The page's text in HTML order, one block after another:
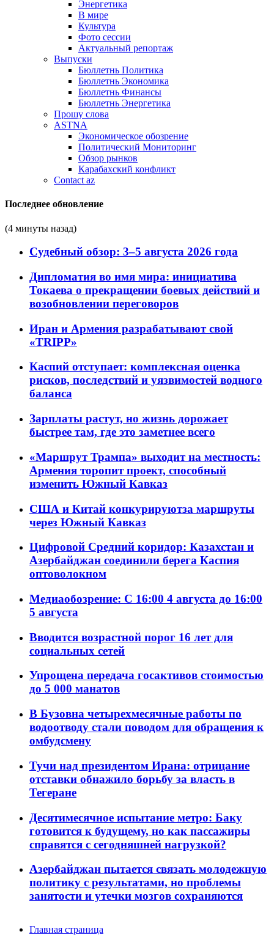
Энергетика
В мире
Культура
Фото сессии
Актуальный репортаж
Выпуски
Бюллетнь Политика
Бюллетнь Экономика
Бюллетнь Финансы
Бюллетнь Энергетика
Прошу слова
ASTNA
Экономическое обозрение
Политический Мониторинг
Обзор рынков
Карабахский конфликт
Contact az
Последнее обновление
(4 минуты назад)
Судебный обзор: 3–5 августа 2026 года
Дипломатия во имя мира: инициатива
Токаева о прекращении боевых действий и
возобновлении переговоров
Иран и Армения разрабатывают свой
«TRIPP»
Каспий отступает: комплексная оценка
рисков, последствий и уязвимостей водного
баланса
Зарплаты растут, но жизнь дорожает
быстрее там, где это заметнее всего
«Маршрут Трампа» выходит на местность:
Армения торопит проект, способный
изменить Южный Кавказ
США и Китай конкурируютза маршруты
через Южный Кавказ
Цифровой Средний коридор: Казахстан и
Азербайджан соединили берега Каспия
оптоволокном
Медиаобозрение: С 16:00 4 августа до 16:00
5 августа
Вводится возрастной порог 16 лет для
социальных сетей
Упрощена передача госактивов стоимостью
до 5 000 манатов
В Бузовна четырехмесячные работы по
водоотводу стали поводом для обращения к
омбудсмену
Тучи над президентом Ирана: отрицание
отставки обнажило борьбу за власть в
Тегеране
Десятимесячное испытание метро: Баку
готовится к будущему, но как пассажиры
справятся с сегодняшней нагрузкой?
Азербайджан пытается связать молодежную
политику с результатами, но проблемы
занятости и утечки мозгов сохраняются
Главная страница